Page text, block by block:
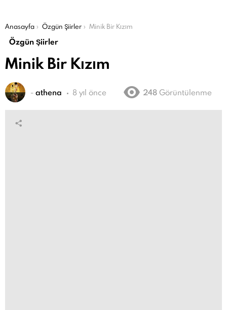
Şu an buradasın:
Anasayfa Özgün Şiirler Minik Bir Kızım
Özgün Şiirler
Minik Bir Kızım
- athena 8 yıl önce 248 Görüntülenme